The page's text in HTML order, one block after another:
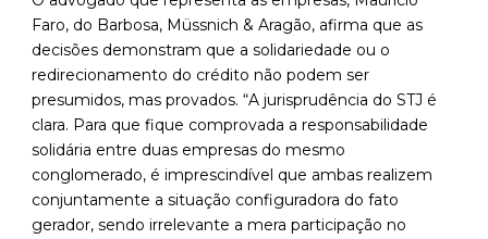
Faro, do Barbosa, Müssnich & Aragão, afirma que as
decisões demonstram que a solidariedade ou o
redirecionamento do crédito não podem ser
presumidos, mas provados. “A jurisprudência do STJ é
clara. Para que fique comprovada a responsabilidade
solidária entre duas empresas do mesmo
conglomerado, é imprescindível que ambas realizem
conjuntamente a situação configuradora do fato
gerador, sendo irrelevante a mera participação no